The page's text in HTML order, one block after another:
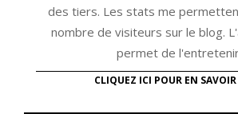
des tiers. Les stats me
nombre de visiteurs sur le blog.
permet de
CLIQUEZ ICI POUR EN